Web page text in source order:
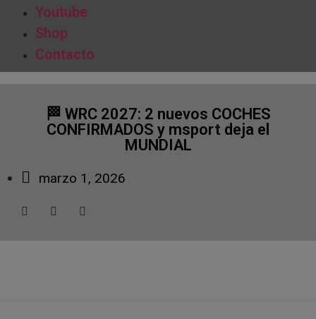
Youtube
Shop
Contacto
🏁 WRC 2027: 2 nuevos COCHES
CONFIRMADOS y msport deja el
MUNDIAL
marzo 1, 2026